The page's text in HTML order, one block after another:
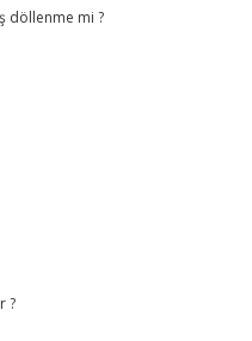
döllenme mi ?
?